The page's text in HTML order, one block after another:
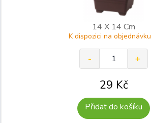
14 X 14 Cm
K dispozici na objednávku
29 Kč
Přidat do košíku